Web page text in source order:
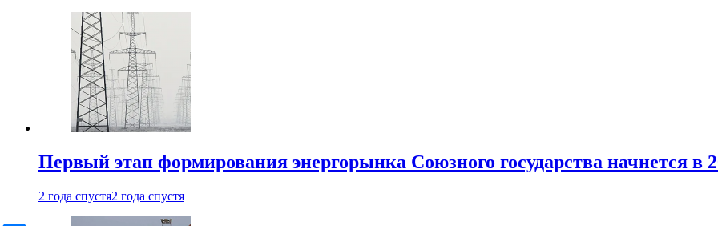
Первый этап формирования энергорынка Союзного государства начнется в
2 года спустя2 года спустя